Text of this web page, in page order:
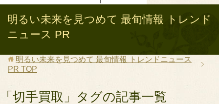
明るい未来を見つめて 最旬情報 トレンド
ニュース PR
明るい未来を見つめて 最旬情報 トレンドニュース
PR TOP
「切手買取」タグの記事一覧